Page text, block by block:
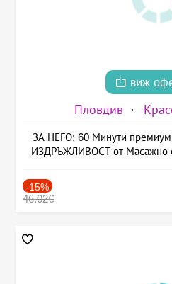
виж
Пловдив
ЗА НЕГО: 60 Минути
ИЗДРЪЖЛИВОСТ от Масажно
-15%
46.02€